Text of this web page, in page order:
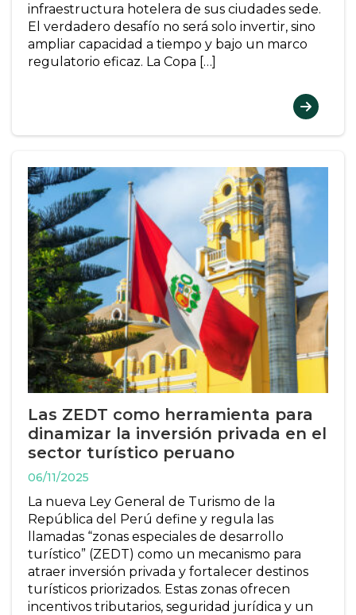
infraestructura hotelera de sus ciudades sede.
El verdadero desafío no será solo invertir, sino
ampliar capacidad a tiempo y bajo un marco
regulatorio eficaz. La Copa […]
Las ZEDT como herramienta para
dinamizar la inversión privada en el
sector turístico peruano
06/11/2025
La nueva Ley General de Turismo de la
República del Perú define y regula las
llamadas “zonas especiales de desarrollo
turístico” (ZEDT) como un mecanismo para
atraer inversión privada y fortalecer destinos
turísticos priorizados. Estas zonas ofrecen
incentivos tributarios, seguridad jurídica y un